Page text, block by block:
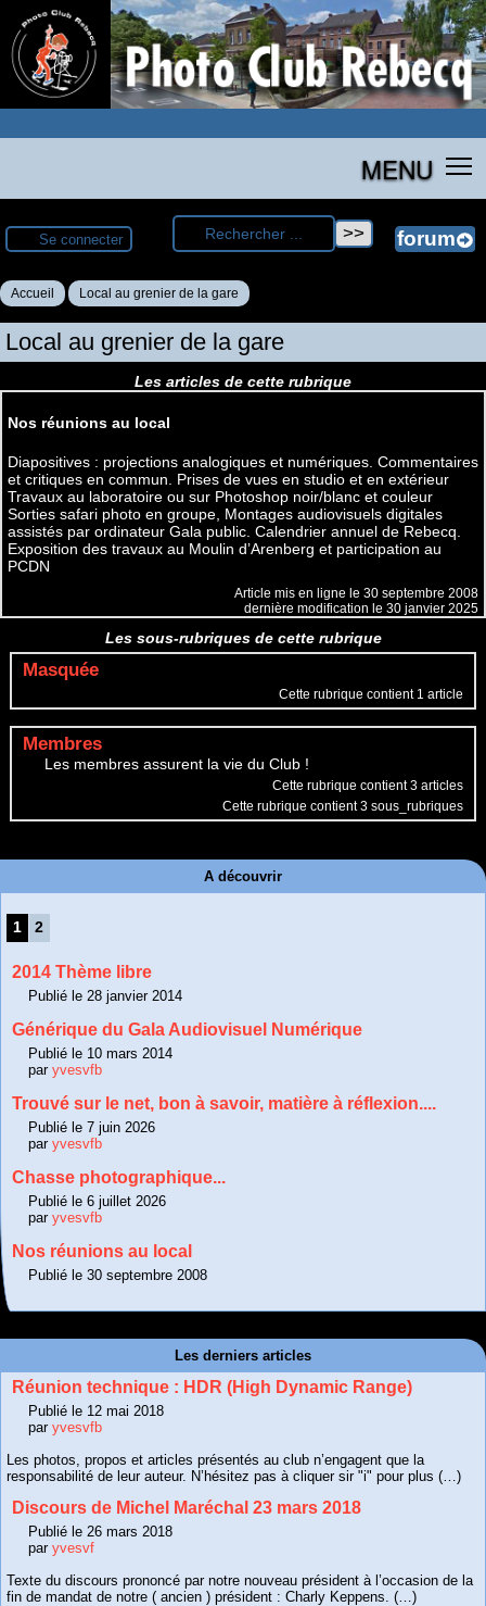
MENU
Se connecter
Accueil Local au grenier de la gare
Local au grenier de la gare
Les articles de cette rubrique
Nos réunions au local
Diapositives : projections analogiques et numériques. Commentaires
et critiques en commun. Prises de vues en studio et en extérieur
Travaux au laboratoire ou sur Photoshop noir/blanc et couleur
Sorties safari photo en groupe, Montages audiovisuels digitales
assistés par ordinateur Gala public. Calendrier annuel de Rebecq.
Exposition des travaux au Moulin d’Arenberg et participation au
PCDN
Article mis en ligne le 30 septembre 2008
dernière modification le 30 janvier 2025
Les sous-rubriques de cette rubrique
Masquée
Cette rubrique contient 1 article
Membres
Les membres assurent la vie du Club !
Cette rubrique contient 3 articles
Cette rubrique contient 3 sous_rubriques
A découvrir
1 2
2014 Thème libre
Publié le 28 janvier 2014
Générique du Gala Audiovisuel Numérique
Publié le 10 mars 2014
par yvesvfb
Trouvé sur le net, bon à savoir, matière à réflexion....
Publié le 7 juin 2026
par yvesvfb
Chasse photographique...
Publié le 6 juillet 2026
par yvesvfb
Nos réunions au local
Publié le 30 septembre 2008
Les derniers articles
Réunion technique : HDR (High Dynamic Range)
Publié le 12 mai 2018
par yvesvfb
Les photos, propos et articles présentés au club n’engagent que la
responsabilité de leur auteur. N’hésitez pas à cliquer sir "i" pour plus (…)
Discours de Michel Maréchal 23 mars 2018
Publié le 26 mars 2018
par yvesvf
Texte du discours prononcé par notre nouveau président à l’occasion de la
fin de mandat de notre ( ancien ) président : Charly Keppens. (…)